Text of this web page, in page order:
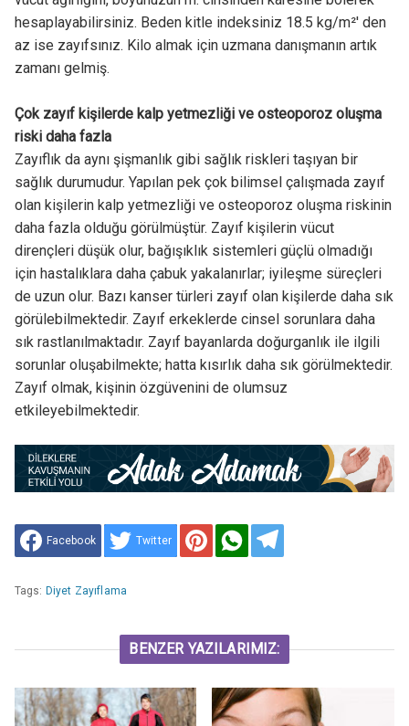
hesaplayabilirsiniz. Beden kitle indeksiniz 18.5 kg/m²' den
az ise zayıfsınız. Kilo almak için uzmana danışmanın artık
zamanı gelmiş.
Çok zayıf kişilerde kalp yetmezliği ve osteoporoz oluşma
riski daha fazla
Zayıflık da aynı şişmanlık gibi sağlık riskleri taşıyan bir
sağlık durumudur. Yapılan pek çok bilimsel çalışmada zayıf
olan kişilerin kalp yetmezliği ve osteoporoz oluşma riskinin
daha fazla olduğu görülmüştür. Zayıf kişilerin vücut
dirençleri düşük olur, bağışıklık sistemleri güçlü olmadığı
için hastalıklara daha çabuk yakalanırlar; iyileşme süreçleri
de uzun olur. Bazı kanser türleri zayıf olan kişilerde daha sık
görülebilmektedir. Zayıf erkeklerde cinsel sorunlara daha
sık rastlanılmaktadır. Zayıf bayanlarda doğurganlık ile ilgili
sorunlar oluşabilmekte; hatta kısırlık daha sık görülmektedir.
Zayıf olmak, kişinin özgüvenini de olumsuz
etkileyebilmektedir.
Facebook Twitter
Tags: Diyet Zayıflama
BENZER YAZILARIMIZ: